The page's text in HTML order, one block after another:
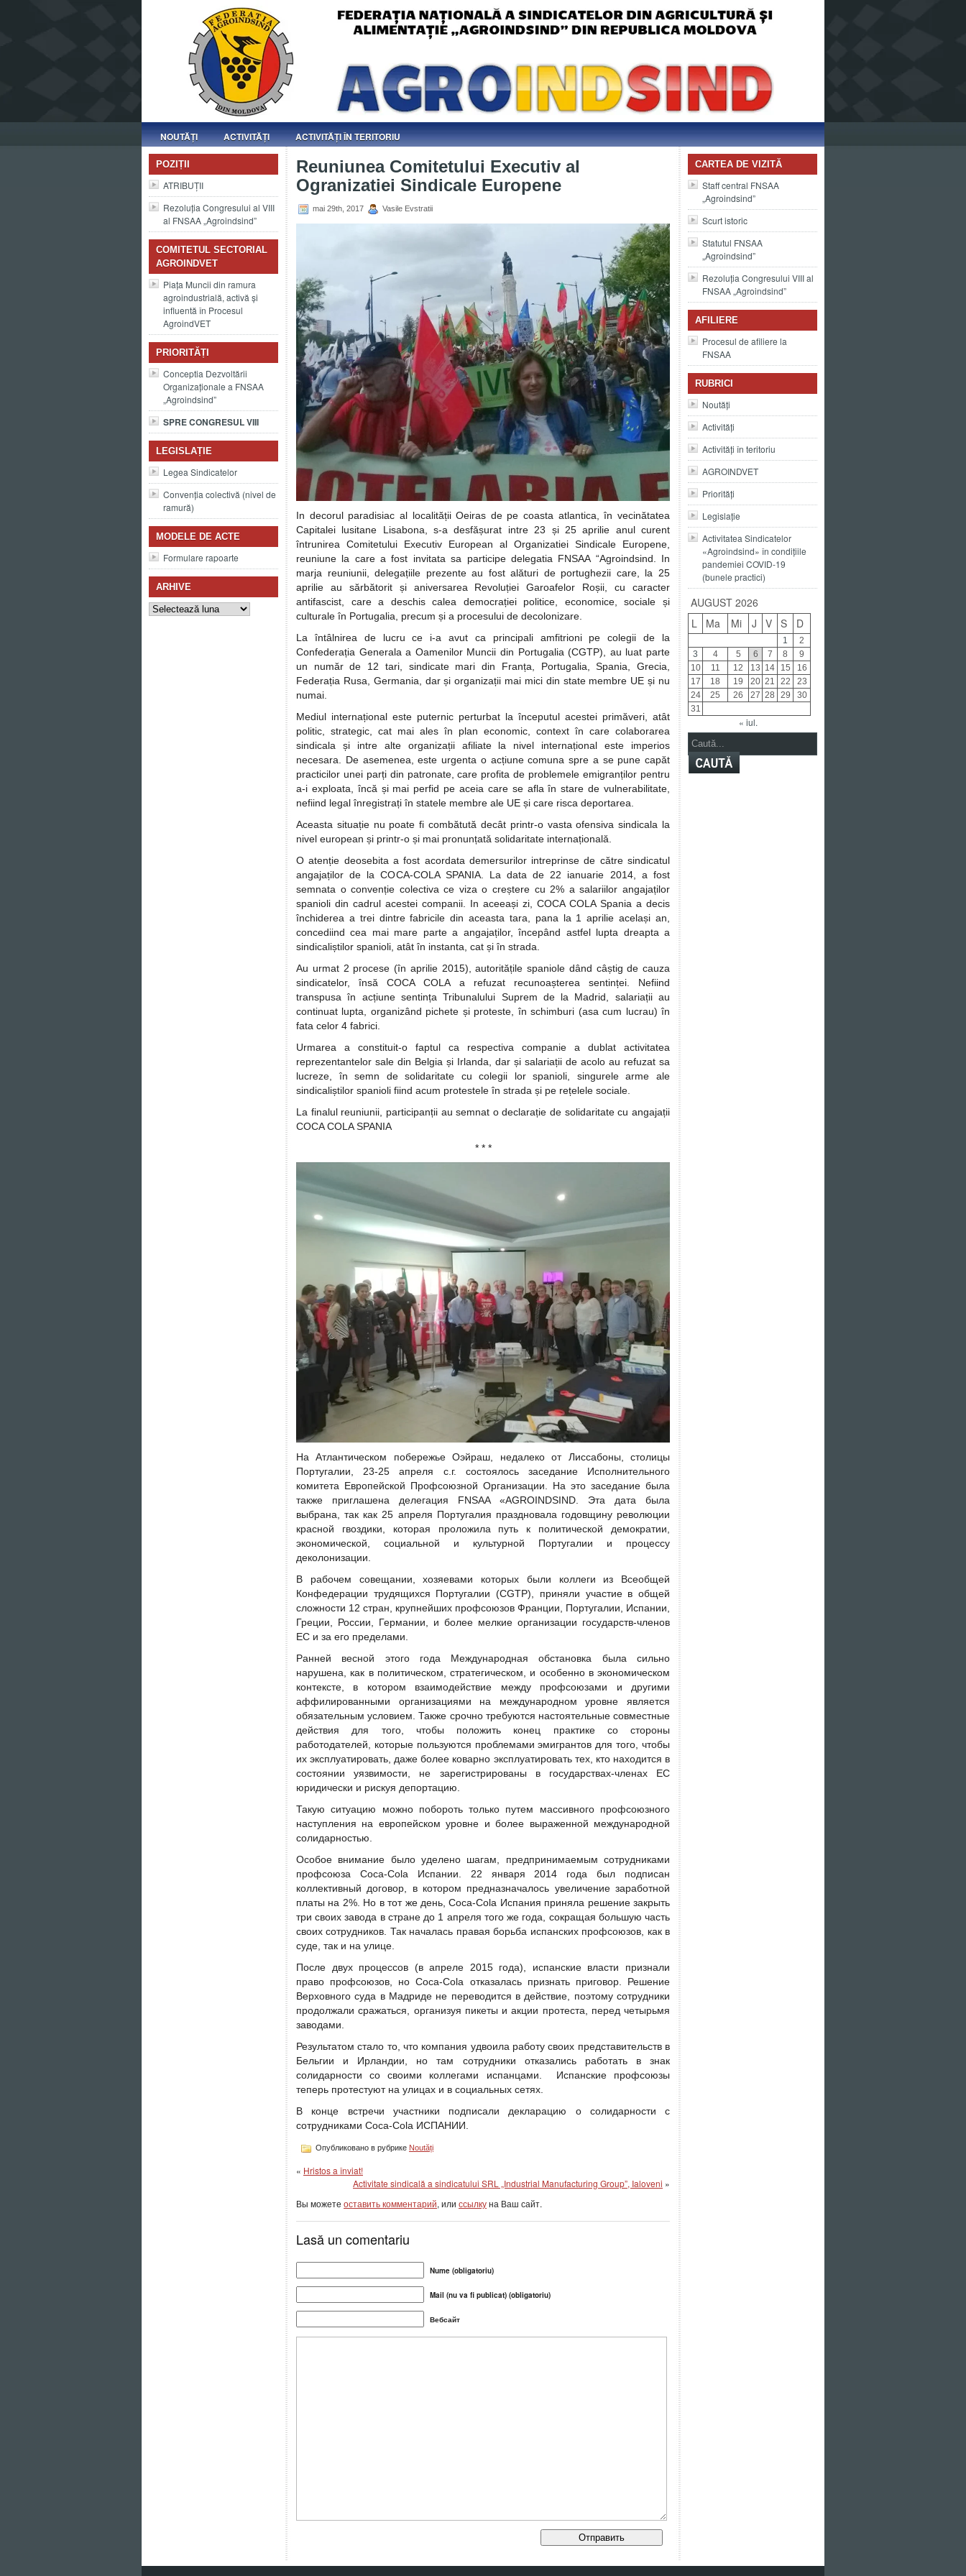
NOUTĂȚI ACTIVITĂȚI ACTIVITĂȚI ÎN TERITORIU
POZIȚII
ATRIBUȚII
Rezoluția Congresului al VIII
al FNSAA „Agroindsind”
COMITETUL SECTORIAL
AGROINDVET
Piața Muncii din ramura
agroindustrială, activă și
influentă în Procesul
AgroindVET
PRIORITĂȚI
Conceptia Dezvoltării
Organizaționale a FNSAA
„Agroindsind”
SPRE CONGRESUL VIII
LEGISLAȚIE
Legea Sindicatelor
Convenția colectivă (nivel de
ramură)
MODELE DE ACTE
Formulare rapoarte
ARHIVE
Arhive
Reuniunea Comitetului Executiv al
Ogranizatiei Sindicale Europene
mai 29th, 2017 Vasile Evstratii
In decorul paradisiac al localității Oeiras de pe coasta atlantica, în vecinătatea
Capitalei lusitane Lisabona, s-a desfășurat intre 23 și 25 aprilie anul curent
întrunirea Comitetului Executiv European al Organizatiei Sindicale Europene,
reuniune la care a fost invitata sa participe delegatia FNSAA “Agroindsind. In
marja reuniunii, delegațiile prezente au fost alături de portughezii care, la 25
aprilie au sărbătorit și aniversarea Revoluției Garoafelor Roșii, cu caracter
antifascist, care a deschis calea democrației politice, economice, sociale și
culturale în Portugalia, precum și a procesului de decolonizare.
La întâlnirea de lucru ce i-a avut ca principali amfitrioni pe colegii de la
Confederația Generala a Oamenilor Muncii din Portugalia (CGTP), au luat parte
un număr de 12 tari, sindicate mari din Franța, Portugalia, Spania, Grecia,
Federația Rusa, Germania, dar și organizații mai mici din state membre UE și nu
numai.
Mediul internațional este puternic perturbat la începutul acestei primăveri, atât
politic, strategic, cat mai ales în plan economic, context în care colaborarea
sindicala și intre alte organizații afiliate la nivel internațional este imperios
necesara. De asemenea, este urgenta o acțiune comuna spre a se pune capăt
practicilor unei parți din patronate, care profita de problemele emigranților pentru
a-i exploata, încă și mai perfid pe aceia care se afla în stare de vulnerabilitate,
nefiind legal înregistrați în statele membre ale UE și care risca deportarea.
Aceasta situație nu poate fi combătută decât printr-o vasta ofensiva sindicala la
nivel european și printr-o și mai pronunțată solidaritate internațională.
O atenție deosebita a fost acordata demersurilor intreprinse de către sindicatul
angajaților de la COCA-COLA SPANIA. La data de 22 ianuarie 2014, a fost
semnata o convenție colectiva ce viza o creștere cu 2% a salariilor angajaților
spanioli din cadrul acestei companii. In aceeași zi, COCA COLA Spania a decis
închiderea a trei dintre fabricile din aceasta tara, pana la 1 aprilie același an,
concediind cea mai mare parte a angajaților, începând astfel lupta dreapta a
sindicaliștilor spanioli, atât în instanta, cat și în strada.
Au urmat 2 procese (în aprilie 2015), autoritățile spaniole dând câștig de cauza
sindicatelor, însă COCA COLA a refuzat recunoașterea sentinței. Nefiind
transpusa în acțiune sentința Tribunalului Suprem de la Madrid, salariații au
continuat lupta, organizând pichete și proteste, în schimburi (asa cum lucrau) în
fata celor 4 fabrici.
Urmarea a constituit-o faptul ca respectiva companie a dublat activitatea
reprezentantelor sale din Belgia și Irlanda, dar și salariații de acolo au refuzat sa
lucreze, în semn de solidaritate cu colegii lor spanioli, singurele arme ale
sindicaliștilor spanioli fiind acum protestele în strada și pe rețelele sociale.
La finalul reuniunii, participanții au semnat o declarație de solidaritate cu angajații
COCA COLA SPANIA
* * *
На Атлантическом побережье Оэйраш, недалеко от Лиссабоны, столицы
Португалии, 23-25 апреля с.г. состоялось заседание Исполнительного
комитета Европейской Профсоюзной Организации. На это заседание была
также приглашена делегация FNSAА «AGROINDSIND. Эта дата была
выбрана, так как 25 апреля Португалия праздновала годовщину революции
красной гвоздики, которая проложила путь к политической демократии,
экономической, социальной и культурной Португалии и процессу
деколонизации.
В рабочем совещании, хозяевами которых были коллеги из Всеобщей
Конфедерации трудящихся Португалии (CGTP), приняли участие в общей
сложности 12 стран, крупнейших профсоюзов Франции, Португалии, Испании,
Греции, России, Германии, и более мелкие организации государств-членов
ЕС и за его пределами.
Ранней весной этого года Международная обстановка была сильно
нарушена, как в политическом, стратегическом, и особенно в экономическом
контексте, в котором взаимодействие между профсоюзами и другими
аффилированными организациями на международном уровне является
обязательным условием. Также срочно требуются настоятельные совместные
действия для того, чтобы положить конец практике со стороны
работодателей, которые пользуются проблемами эмигрантов для того, чтобы
их эксплуатировать, даже более коварно эксплуатировать тех, кто находится в
состоянии уязвимости, не зарегистрированы в государствах-членах ЕС
юридически и рискуя депортацию.
Такую ситуацию можно побороть только путем массивного профсоюзного
наступления на европейском уровне и более выраженной международной
солидарностью.
Особое внимание было уделено шагам, предпринимаемым сотрудниками
профсоюза Coca-Cola Испании. 22 января 2014 года был подписан
коллективный договор, в котором предназначалось увеличение заработной
платы на 2%. Но в тот же день, Coca-Cola Испания приняла решение закрыть
три своих завода в стране до 1 апреля того же года, сокращая большую часть
своих сотрудников. Так началась правая борьба испанских профсоюзов, как в
суде, так и на улице.
После двух процессов (в апреле 2015 года), испанские власти признали
право профсоюзов, но Coca-Cola отказалась признать приговор. Решение
Верховного суда в Мадриде не переводится в действие, поэтому сотрудники
продолжали сражаться, организуя пикеты и акции протеста, перед четырьмя
заводами.
Результатом стало то, что компания удвоила работу своих представительств в
Бельгии и Ирландии, но там сотрудники отказались работать в знак
солидарности со своими коллегами испанцами. Испанские профсоюзы
теперь протестуют на улицах и в социальных сетях.
В конце встречи участники подписали декларацию о солидарности с
сотрудниками Coca-Cola ИСПАНИИ.
Опубликовано в рубрике Noutăți
« Hristos a înviat!
Activitate sindicală a sindicatului SRL „Industrial Manufacturing Group”, Ialoveni »
Вы можете оставить комментарий, или ссылкуна Ваш сайт.
Lasă un comentariu
Nume (obligatoriu)
Mail (nu va fi publicat) (obligatoriu)
Вебсайт
CARTEA DE VIZITĂ
Staff central FNSAA
„Agroindsind”
Scurt istoric
Statutul FNSAA
„Agroindsind”
Rezoluția Congresului VIII al
FNSAA „Agroindsind”
AFILIERE
Procesul de afiliere la
FNSAA
RUBRICI
Noutăți
Activități
Activități în teritoriu
AGROINDVET
Priorități
Legislație
Activitatea Sindicatelor
«Agroindsind» în condițiile
pandemiei COVID-19
(bunele practici)
AUGUST 2026
L
Ma Mi J V S D
1
2
3
4 5 6 7 8
9
10
11 12 13 14 15
16
17
18 19 20 21 22
23
24
25 26 27 28 29
30
31
« iul.